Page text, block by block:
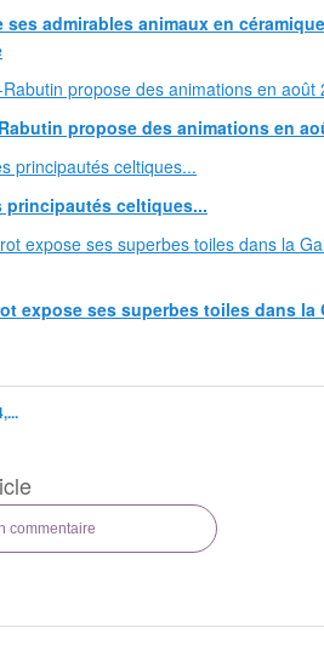
admirables animaux en
propose des animations en
principautés celtiques...
expose ses superbes toiles dans la
commentaire